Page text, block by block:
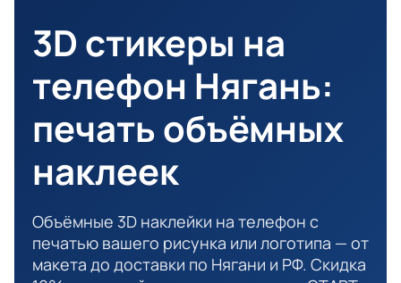
3D стикеры на
телефон Нягань:
печать объёмных
наклеек
Объёмные 3D наклейки на телефон с
печатью вашего рисунка или логотипа — от
макета до доставки по Нягани и РФ. Скидка